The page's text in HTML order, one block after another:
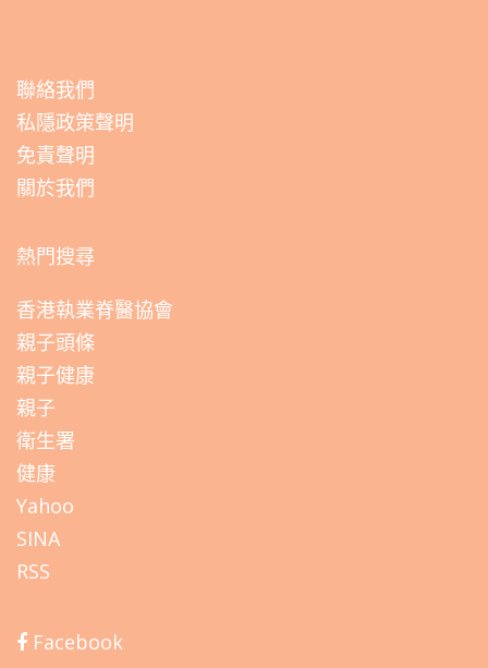
聯絡我們
私隱政策聲明
免責聲明
關於我們
熱門搜尋
香港執業脊醫協會
親子頭條
親子健康
親子
衛生署
健康
Yahoo
SINA
RSS
Facebook